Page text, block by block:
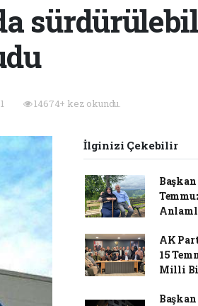
14674+ kez okundu.
İlginizi Çekebilir
AK
15
Milli